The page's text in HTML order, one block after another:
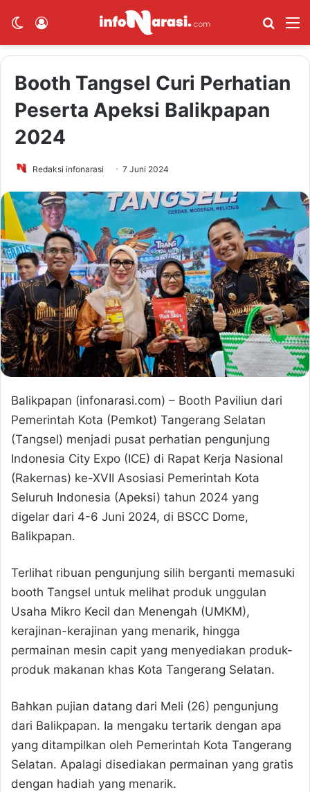
Switch skin Cari
Booth Tangsel Curi Perhatian
Peserta Apeksi Balikpapan
2024
Redaksi infonarasi 7 Juni 2024
Balikpapan (infonarasi.com) – Booth Paviliun dari
Pemerintah Kota (Pemkot) Tangerang Selatan
(Tangsel) menjadi pusat perhatian pengunjung
Indonesia City Expo (ICE) di Rapat Kerja Nasional
(Rakernas) ke-XVII Asosiasi Pemerintah Kota
Seluruh Indonesia (Apeksi) tahun 2024 yang
digelar dari 4-6 Juni 2024, di BSCC Dome,
Balikpapan.
Terlihat ribuan pengunjung silih berganti memasuki
booth Tangsel untuk melihat produk unggulan
Usaha Mikro Kecil dan Menengah (UMKM),
kerajinan-kerajinan yang menarik, hingga
permainan mesin capit yang menyediakan produk-
produk makanan khas Kota Tangerang Selatan.
Bahkan pujian datang dari Meli (26) pengunjung
dari Balikpapan. Ia mengaku tertarik dengan apa
yang ditampilkan oleh Pemerintah Kota Tangerang
Selatan. Apalagi disediakan permainan yang gratis
dengan hadiah yang menarik.